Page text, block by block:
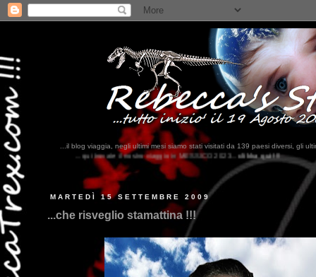
...il blog viaggia, negli ultimi mesi siamo stati visitati da 139 paesi diversi, gli
viaggio in MESSICO 2023...clikka qui !!!
MARTEDÌ 15 SETTEMBRE 2009
...che risveglio stamattina !!!